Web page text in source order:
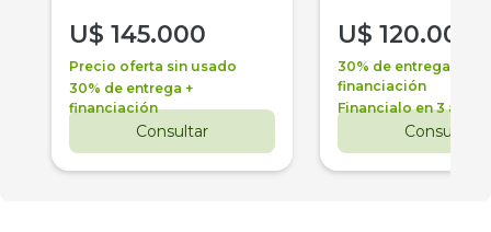
U$ 145.000
Precio oferta sin usado
30% de entrega +
financiación
Consultar
U$ 120.000
30% de entrega +
financiación
Financialo en 3 años
Consultar